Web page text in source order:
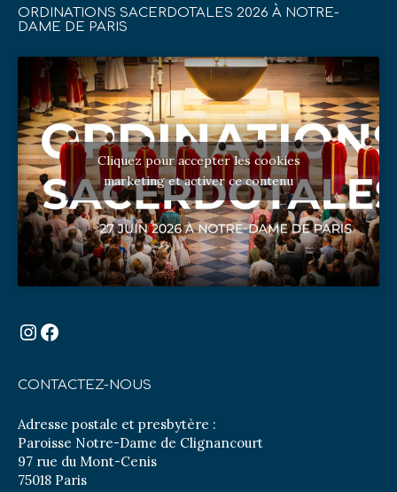
ORDINATIONS SACERDOTALES 2026 À NOTRE-
DAME DE PARIS
Cliquez pour accepter les cookies
marketing et activer ce contenu
Instagram
Facebook
CONTACTEZ-NOUS
Adresse postale et presbytère :
Paroisse Notre-Dame de Clignancourt
97 rue du Mont-Cenis
75018 Paris